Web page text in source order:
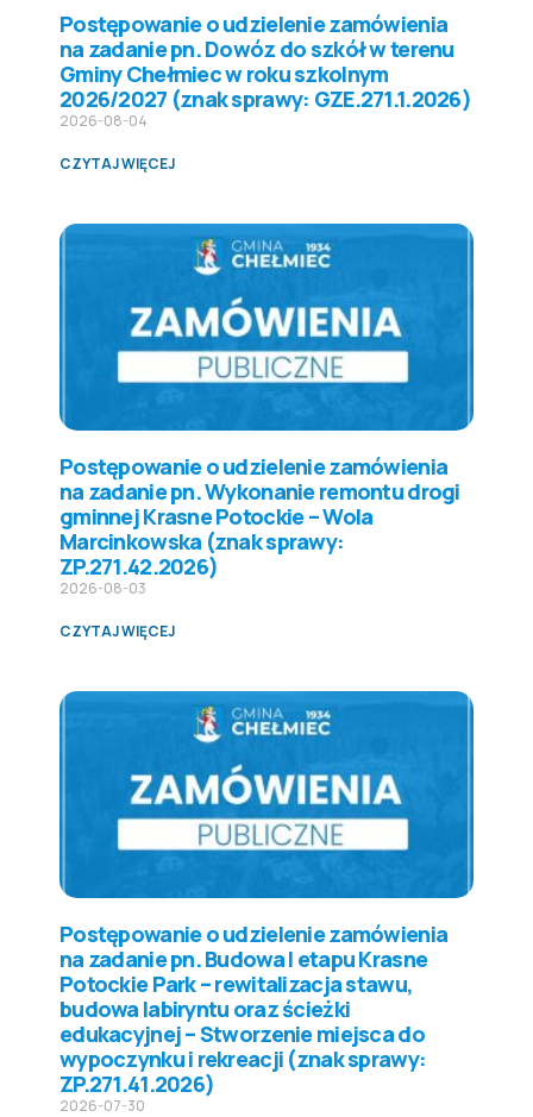
Postępowanie o udzielenie zamówienia
na zadanie pn. Dowóz do szkół w terenu
Gminy Chełmiec w roku szkolnym
2026/2027 (znak sprawy: GZE.271.1.2026)
2026-08-04
CZYTAJ WIĘCEJ
Postępowanie o udzielenie zamówienia
na zadanie pn. Wykonanie remontu drogi
gminnej Krasne Potockie – Wola
Marcinkowska (znak sprawy:
ZP.271.42.2026)
2026-08-03
CZYTAJ WIĘCEJ
Postępowanie o udzielenie zamówienia
na zadanie pn. Budowa I etapu Krasne
Potockie Park – rewitalizacja stawu,
budowa labiryntu oraz ścieżki
edukacyjnej – Stworzenie miejsca do
wypoczynku i rekreacji (znak sprawy:
ZP.271.41.2026)
2026-07-30